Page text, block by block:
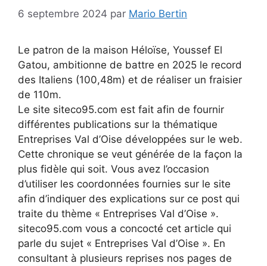
6 septembre 2024 par Mario Bertin
Le patron de la maison Héloïse, Youssef El
Gatou, ambitionne de battre en 2025 le record
des Italiens (100,48m) et de réaliser un fraisier
de 110m.
Le site siteco95.com est fait afin de fournir
différentes publications sur la thématique
Entreprises Val d’Oise développées sur le web.
Cette chronique se veut générée de la façon la
plus fidèle qui soit. Vous avez l’occasion
d’utiliser les coordonnées fournies sur le site
afin d’indiquer des explications sur ce post qui
traite du thème « Entreprises Val d’Oise ».
siteco95.com vous a concocté cet article qui
parle du sujet « Entreprises Val d’Oise ». En
consultant à plusieurs reprises nos pages de